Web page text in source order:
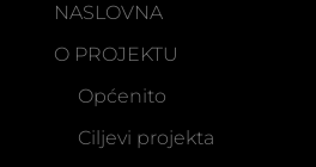
NASLOVNA
O PROJEKTU
Općenito
Ciljevi projekta